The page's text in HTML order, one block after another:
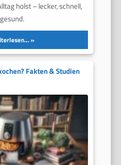
holst – lecker, schnell,
gesund.
Fakten & Studien